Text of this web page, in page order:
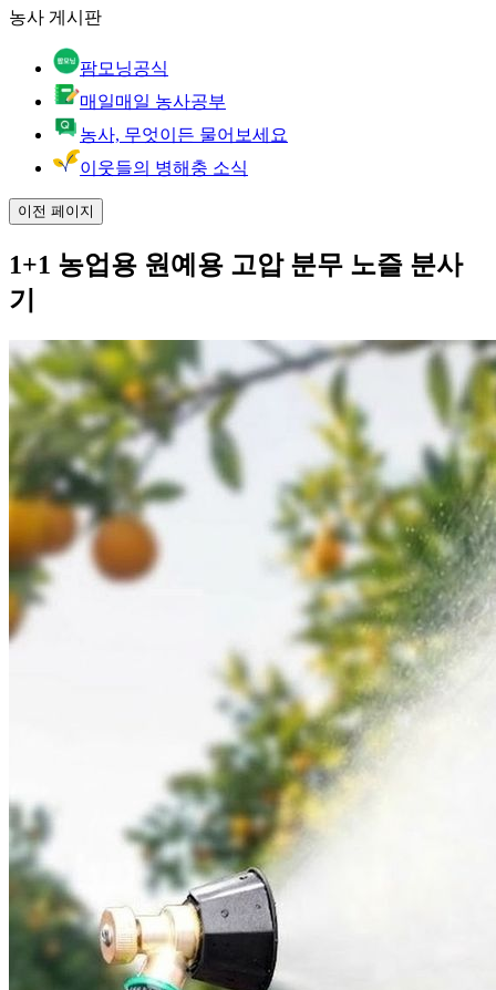
농사 게시판
팜모닝공식
매일매일 농사공부
농사, 무엇이든 물어보세요
이웃들의 병해충 소식
이전 페이지
1+1 농업용 원예용 고압 분무 노즐 분사
기